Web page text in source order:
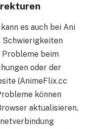
es auch bei Ani
Schwierigkeiten
Probleme beim
oder der
(AnimeFlix.cc
können
aktualisieren,